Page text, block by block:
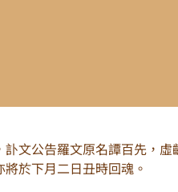
文公告羅文原名譚百先，
於下月二日丑時回魂。